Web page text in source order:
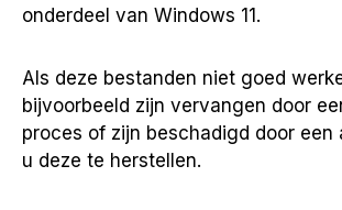
onderdeel van Windows 11.
Als deze bestanden niet goed
bijvoorbeeld zijn vervangen door
proces of zijn beschadigd door een
u deze te herstellen.